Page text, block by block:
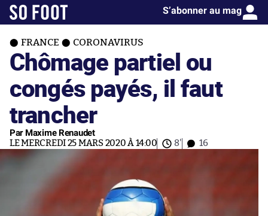
S’abonner au mag
FRANCE CORONAVIRUS
Chômage partiel ou
congés payés, il faut
trancher
Par Maxime Renaudet
LE MERCREDI 25 MARS 2020 À 14:00 8' 16